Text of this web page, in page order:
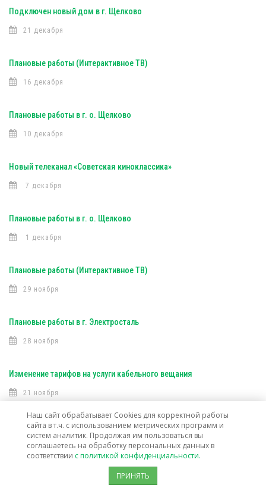
Подключен новый дом в г. Щелково
21 декабря
Плановые работы (Интерактивное ТВ)
16 декабря
Плановые работы в г. о. Щелково
10 декабря
Новый телеканал «Советская киноклассика»
7 декабря
Плановые работы в г. о. Щелково
1 декабря
Плановые работы (Интерактивное ТВ)
29 ноября
Плановые работы в г. Электросталь
28 ноября
Изменение тарифов на услуги кабельного вещания
21 ноября
Плановые работы в г. Старая Купавна
16 ноября
Плановые работы (Интерактивное ТВ)
Наш сайт обрабатывает Cookies для корректной работы
сайта в т.ч. с использованием метрических программ и
систем аналитик. Продолжая им пользоваться вы
соглашаетесь на обработку персональных данных в
соответствии с политикой конфиденциальности.
ПРИНЯТЬ